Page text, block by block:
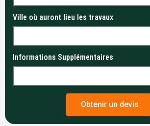
Ville où auront lieu les travaux
Informations Supplémentaires
Obtenir un devis